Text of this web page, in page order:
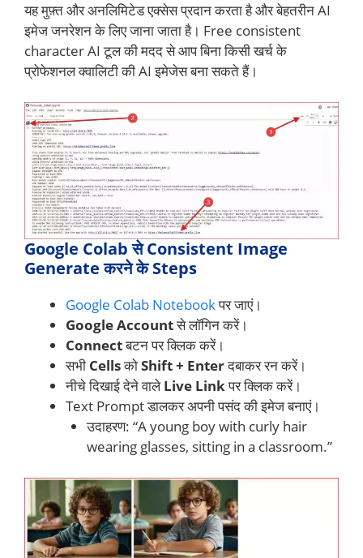
यह मुफ़्त और अनलिमिटेड एक्सेस प्रदान करता है और बेहतरीन AI
इमेज जनरेशन के लिए जाना जाता है। Free consistent
character AI टूल की मदद से आप बिना किसी खर्च के
प्रोफेशनल क्वालिटी की AI इमेजेस बना सकते हैं।
Google Colab से Consistent Image
Generate करने के Steps
Google Colab Notebookपर जाएं।
Google Accountसे लॉगिन करें।
Connectबटन पर क्लिक करें।
सभी CellsकोShift + Enterदबाकर रन करें।
नीचे दिखाई देने वालेLive Linkपर क्लिक करें।
Text Prompt डालकर अपनी पसंद की इमेज बनाएं।
उदाहरण: “A young boy with curly hair
wearing glasses, sitting in a classroom.”